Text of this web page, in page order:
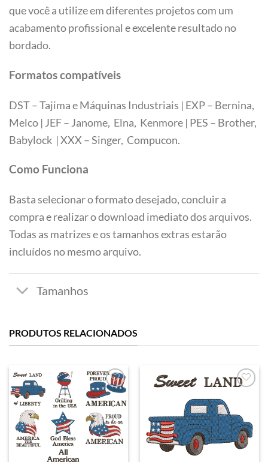
que você a utilize em diferentes projetos com um
acabamento profissional e excelente resultado no
bordado.
Formatos compatíveis
DST – Tajima e Máquinas Industriais | EXP – Bernina,
Melco | JEF – Janome, Elna, Kenmore | PES – Brother,
Babylock | XXX – Singer, Compucon.
Como Funciona
Basta selecionar o formato desejado, concluir a
compra e realizar o download imediato dos arquivos.
Todas as matrizes e os tamanhos extras estarão
incluídos no mesmo arquivo.
Tamanhos
PRODUTOS RELACIONADOS
Favoritar